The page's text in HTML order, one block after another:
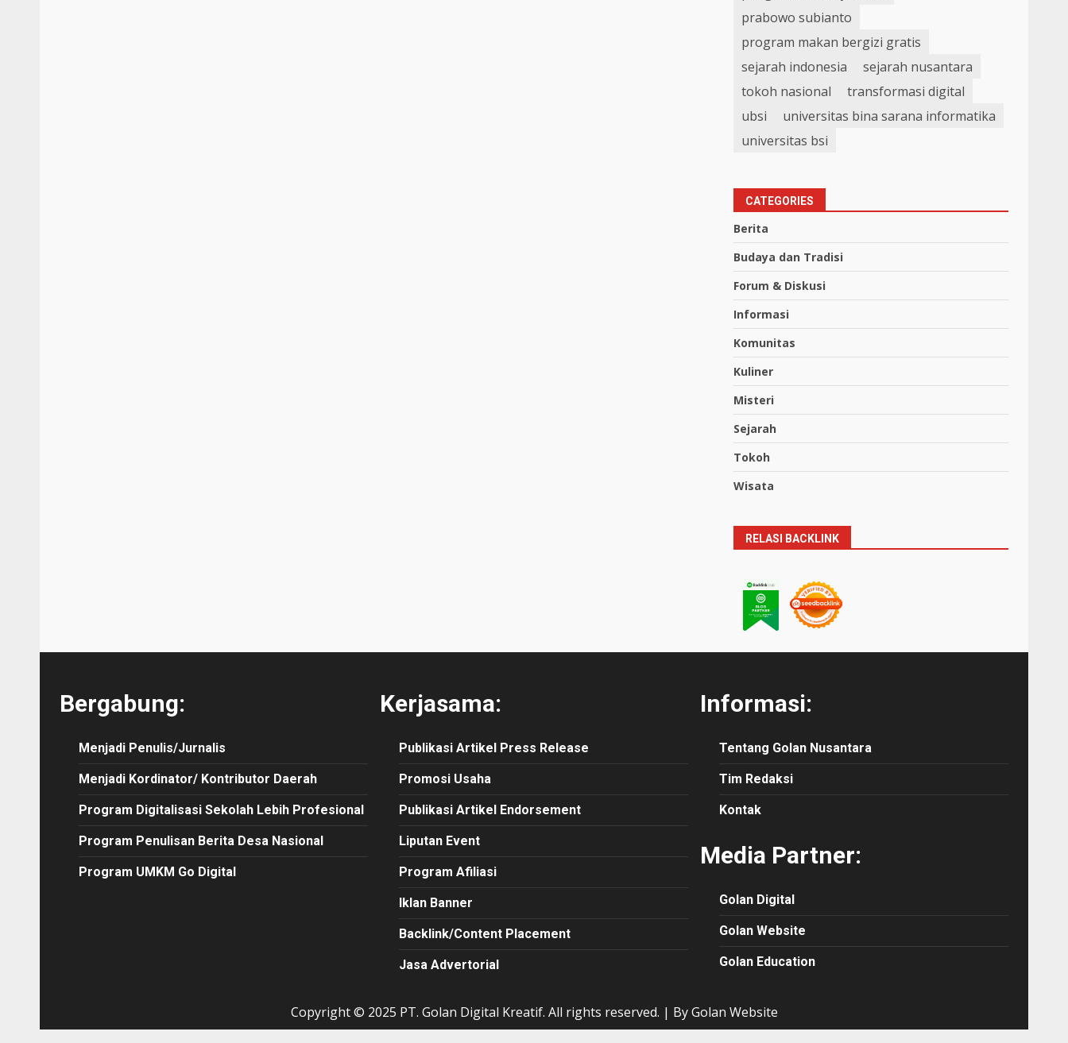
prabowo subianto
program makan bergizi gratis
sejarah indonesia
sejarah nusantara
tokoh nasional
transformasi digital
ubsi
universitas bina sarana informatika
universitas bsi
CATEGORIES
Berita
Budaya dan Tradisi
Forum & Diskusi
Informasi
Komunitas
Kuliner
Misteri
Sejarah
Tokoh
Wisata
RELASI BACKLINK
Bergabung:
Menjadi Penulis/Jurnalis
Menjadi Kordinator/ Kontributor Daerah
Program Digitalisasi Sekolah Lebih Profesional
Program Penulisan Berita Desa Nasional
Program UMKM Go Digital
Kerjasama:
Publikasi Artikel Press Release
Promosi Usaha
Publikasi Artikel Endorsement
Liputan Event
Program Afiliasi
Iklan Banner
Backlink/Content Placement
Jasa Advertorial
Informasi:
Tentang Golan Nusantara
Tim Redaksi
Kontak
Media Partner:
Golan Digital
Golan Website
Golan Education
Copyright © 2025 PT. Golan Digital Kreatif. All rights reserved. | By Golan Website